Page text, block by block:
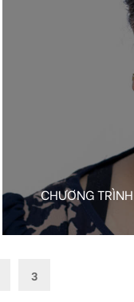
CHƯƠNG
3